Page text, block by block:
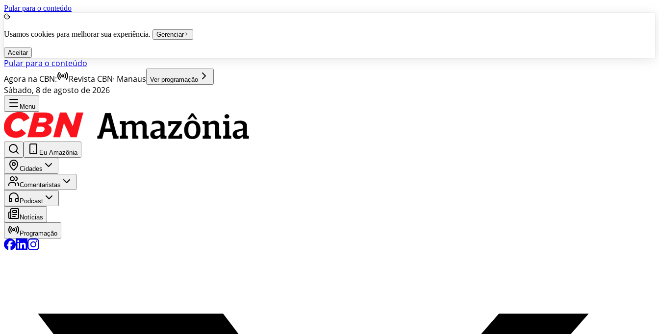
Pular para o conteúdo
Usamos cookies para melhorar sua experiência. Gerenciar
Aceitar
Pular para o conteúdo
Agora na CBN:
Revista CBN· Manaus Ver programação
Sábado, 8 de agosto de 2026
Menu
Eu Amazônia
Cidades
Comentaristas
Podcast
Notícias
Programação